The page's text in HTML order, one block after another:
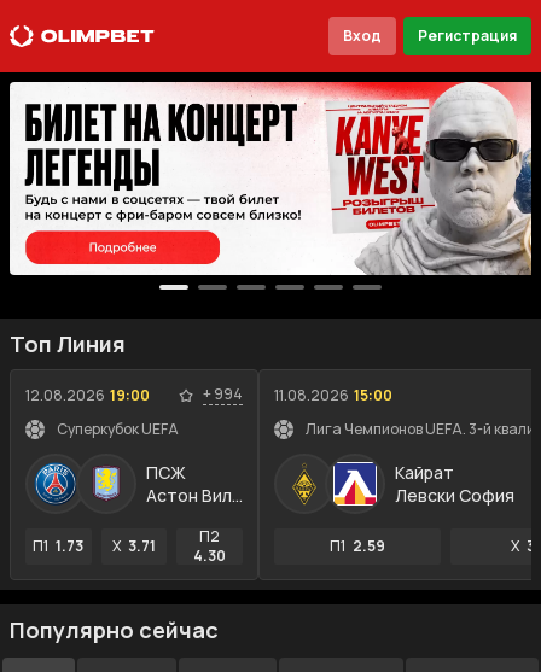
Вход Регистрация
Топ Линия
12.08.2026 19:00 +994
Суперкубок UEFA
ПСЖ
Астон Вилла
П1 1.73 X 3.71
П2
4.30
11.08.2026 15:00
Лига Чемпионов UEFA. 3-й
Кайрат
Левски София
П1 2.59 X
Популярно сейчас